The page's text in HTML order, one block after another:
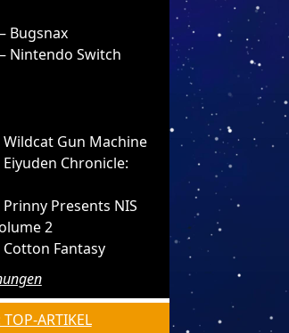
Bugsnax
Nintendo Switch
Wildcat Gun Machine
Eiyuden Chronicle:
Prinny Presents NIS
2
Cotton Fantasy
TOP-ARTIKEL